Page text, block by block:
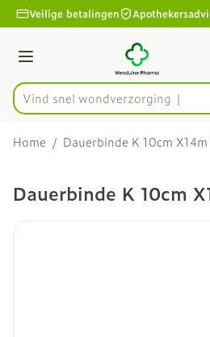
Ga naar de inhoud
1 van 1
Veilige betalingen
Menu
Product, merk, categorie...
Vind snel wondv
Home / Dauerbinde K 10cm
Dauerbinde K 10cm